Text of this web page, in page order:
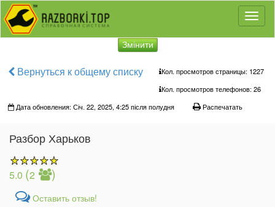
Змінити
Вернуться к общему списку
Кол. просмотров страницы: 1227
Кол. просмотров телефонов: 26
Дата обновления: Січ. 22, 2025, 4:25 після полудня
Распечатать
Разбор Харьков
5.0 (2 )
Оставить отзыв!